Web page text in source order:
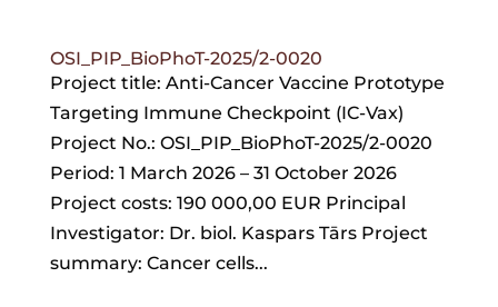
OSI_PIP_BioPhoT-2025/2-0020
Project title: Anti-Cancer Vaccine Prototype
Targeting Immune Checkpoint (IC-Vax)
Project No.: OSI_PIP_BioPhoT-2025/2-0020
Period: 1 March 2026 – 31 October 2026
Project costs: 190 000,00 EUR Principal
Investigator: Dr. biol. Kaspars Tārs Project
summary: Cancer cells...